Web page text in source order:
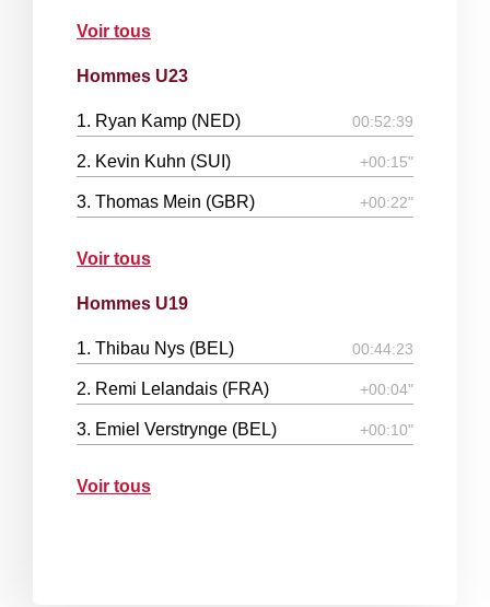
Voir tous
Hommes U23
1. Ryan Kamp (NED) 00:52:39
2. Kevin Kuhn (SUI) +00:15"
3. Thomas Mein (GBR) +00:22"
Voir tous
Hommes U19
1. Thibau Nys (BEL) 00:44:23
2. Remi Lelandais (FRA) +00:04"
3. Emiel Verstrynge (BEL) +00:10"
Voir tous